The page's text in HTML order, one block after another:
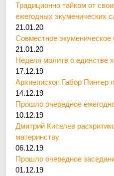
Традиционно тайком от
ежегодных экуменических
21.01.20
Совместное экуменическое
21.01.20
Неделя молитв о единстве
17.12.19
Архиепископ Габор Пинтер
14.12.19
Прошло очередное
10.12.19
Дмитрий Киселев
материнству
06.12.19
Прошло очередное
01.12.19